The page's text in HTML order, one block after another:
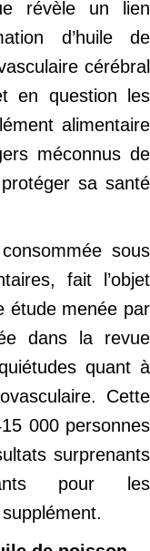
révèle un lien
d’huile de
cérébral
en question les
alimentaire
méconnus de
sa santé
sous
fait l’objet
étude menée par
dans la revue
quant à
Cette
000 personnes
surprenants
pour les